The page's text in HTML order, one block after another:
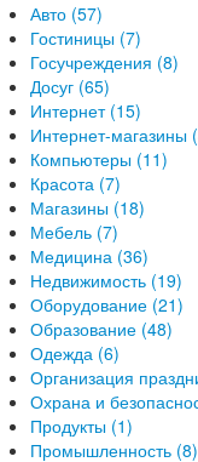
Авто (57)
Гостиницы (7)
Госучреждения (8)
Досуг (65)
Интернет (15)
Интернет-магазины
Компьютеры (11)
Красота (7)
Магазины (18)
Мебель (7)
Медицина (36)
Недвижимость (19)
Оборудование (21)
Образование (48)
Одежда (6)
Организация
Охрана и
Продукты (1)
Промышленность (8)